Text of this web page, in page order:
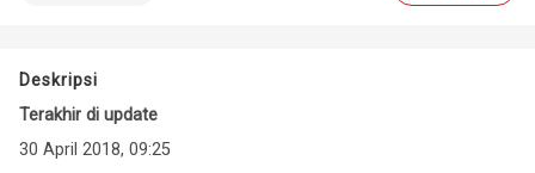
Deskripsi
Terakhir di update
30 April 2018, 09:25